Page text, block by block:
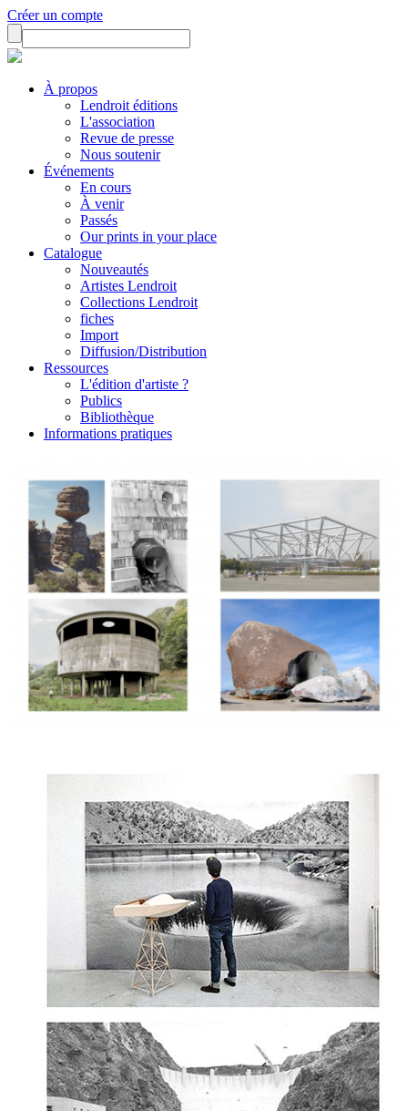
Créer un compte
À propos
Lendroit éditions
L'association
Revue de presse
Nous soutenir
Événements
En cours
À venir
Passés
Our prints in your place
Catalogue
Nouveautés
Artistes Lendroit
Collections Lendroit
fiches
Import
Diffusion/Distribution
Ressources
L'édition d'artiste ?
Publics
Bibliothèque
Informations pratiques